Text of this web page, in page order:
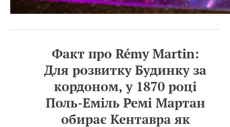
Факт про Rémy Martin:
Для розвитку Будинку за
кордоном, у 1870 році
Поль-Еміль Ремі Мартан
обирає Кентавра як